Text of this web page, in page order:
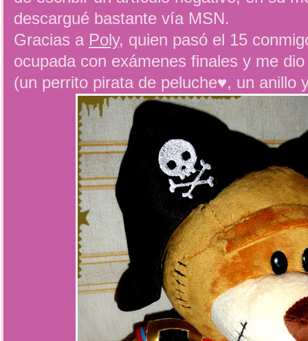
descargué bastante vía MSN.
Gracias a Poly, quien pasó el 15
ocupada con exámenes finales y me
(un perrito pirata de peluche♥, un anillo